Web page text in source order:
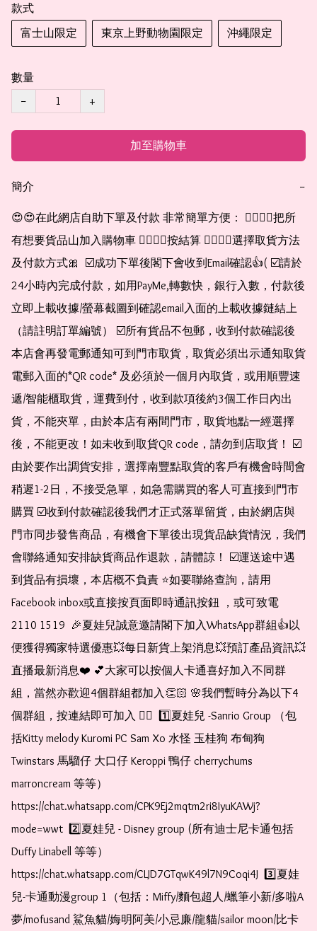
款式
富士山限定
東京上野動物園限定 沖繩限定
數量
−
+
加至購物車
簡介 −
😍😍在此網店自助下單及付款 非常簡單方便： 👉🏻👉🏻把所
有想要貨品山加入購物車 👉🏻👉🏻按結算 👉🏻👉🏻選擇取貨方法
及付款方式🎀  ☑️成功下單後閣下會收到Email確認👍( ☑️請於
24小時內完成付款，如用PayMe,轉數快，銀行入數，付款後
立即上載收據/螢幕截圖到確認email入面的上載收據鏈結上
（請註明訂單編號） ☑️所有貨品不包郵，收到付款確認後
本店會再發電郵通知可到門市取貨，取貨必須出示通知取貨
電郵入面的*QR code* 及必須於一個月內取貨，或用順豐速
遞/智能櫃取貨，運費到付，收到款項後約3個工作日內出
貨，不能夾單，由於本店有兩間門市，取貨地點一經選擇
後，不能更改！如未收到取貨QR code，請勿到店取貨！ ☑️
由於要作出調貨安排，選擇南豐點取貨的客戶有機會時間會
稍遲1-2日，不接受急單，如急需購買的客人可直接到門市
購買 ☑️收到付款確認後我們才正式落單留貨，由於網店與
門市同步發售商品，有機會下單後出現貨品缺貨情況，我們
會聯絡通知安排缺貨商品作退款，請體諒！ ☑️運送途中遇
到貨品有損壞，本店概不負責 ⭐️如要聯絡查詢，請用
Facebook inbox或直接按頁面即時通訊按鈕 ，或可致電
2110 1519  🎉夏娃兒誠意邀請閣下加入WhatsApp群組👍以
便獲得獨家特選優惠💥每日新貨上架消息💥預訂產品資訊💥
直播最新消息❤️ 💕大家可以按個人卡通喜好加入不同群
組，當然亦歡迎4個群組都加入👏🏻 🌸我們暫時分為以下4
個群組，按連結即可加入 👇🏻  1️⃣夏娃兒 -Sanrio Group （包
括Kitty melody Kuromi PC Sam Xo 水怪 玉桂狗 布甸狗
Twinstars 馬騮仔 大口仔 Keroppi 鴨仔 cherrychums
marroncream 等等）
https://chat.whatsapp.com/CPK9Ej2mqtm2ri8IyuKAWj?
mode=wwt  2️⃣夏娃兒 - Disney group (所有迪士尼卡通包括
Duffy Linabell 等等）
https://chat.whatsapp.com/CLJD7GTqwK49l7N9Coqi4J  3️⃣夏娃
兒-卡通動漫group 1（包括：Miffy/麵包超人/蠟筆小新/多啦A
夢/mofusand 鯊魚貓/娒明阿美/小忌廉/龍貓/sailor moon/比卡